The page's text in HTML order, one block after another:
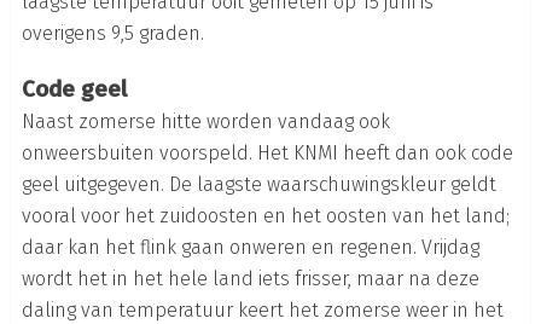
overigens 9,5 graden.
Code geel
Naast zomerse hitte worden vandaag ook
onweersbuiten voorspeld. Het KNMI heeft dan ook code
geel uitgegeven. De laagste waarschuwingskleur geldt
vooral voor het zuidoosten en het oosten van het land;
daar kan het flink gaan onweren en regenen. Vrijdag
wordt het in het hele land iets frisser, maar na deze
daling van temperatuur keert het zomerse weer in het